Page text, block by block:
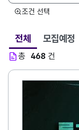
조건 선택
전체
선택됨
모집예정
총 468 건